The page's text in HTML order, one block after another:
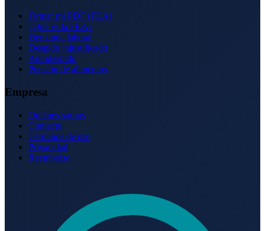
Firmar mi PDF (FEA)
¿Qué es la FEA?
Demanda laboral
Despido injustificado
Autodespido
Pensión de alimentos
Empresa
Quiénes somos
Contacto
Términos de uso
Privacidad
Reembolso